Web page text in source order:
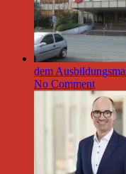
dem
No Comment